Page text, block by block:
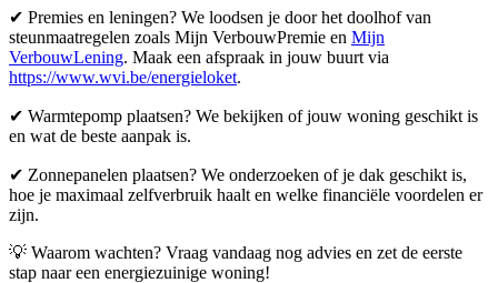
✔ Premies en leningen? We loodsen je door het doolhof van
steunmaatregelen zoals Mijn VerbouwPremie en Mijn
VerbouwLening. Maak een afspraak in jouw buurt via
https://www.wvi.be/energieloket.
✔ Warmtepomp plaatsen? We bekijken of jouw woning geschikt is
en wat de beste aanpak is.
✔ Zonnepanelen plaatsen? We onderzoeken of je dak geschikt is,
hoe je maximaal zelfverbruik haalt en welke financiële voordelen er
zijn.
💡 Waarom wachten? Vraag vandaag nog advies en zet de eerste
stap naar een energiezuinige woning!